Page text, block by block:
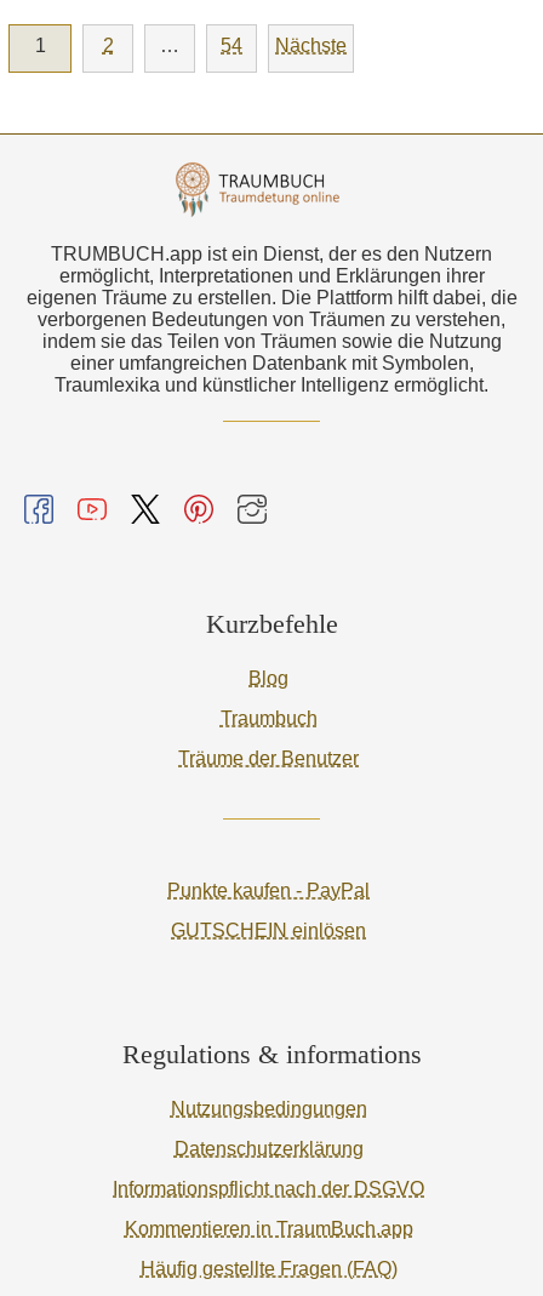
1 2 … 54 Nächste
TRUMBUCH.app ist ein Dienst, der es den Nutzern
ermöglicht, Interpretationen und Erklärungen ihrer
eigenen Träume zu erstellen. Die Plattform hilft dabei, die
verborgenen Bedeutungen von Träumen zu verstehen,
indem sie das Teilen von Träumen sowie die Nutzung
einer umfangreichen Datenbank mit Symbolen,
Traumlexika und künstlicher Intelligenz ermöglicht.
Kurzbefehle
Blog
Traumbuch
Träume der Benutzer
Punkte kaufen - PayPal
GUTSCHEIN einlösen
Regulations & informations
Nutzungsbedingungen
Datenschutzerklärung
Informationspflicht nach der DSGVO
Kommentieren in TraumBuch.app
Häufig gestellte Fragen (FAQ)